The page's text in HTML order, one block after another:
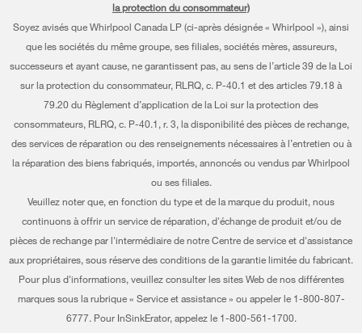
Renseignements relatifs à la garantie
Programmes de service prolongé
Mes électroménagers
Suivre ma commande
Services de livraison et d'installation
Services d'abonnement
Résidents du Québec
Filtres à eau
Trouver un marchand
À propos de nous
Carrières
Certification Éco et homologation ENERGY STAR® Whirlpool
Informations relatives aux rappels
Entreprise Whirlpool
Whirlpool au Canada
la protection du consommateur)
Soyez avisés que Whirlpool Canada LP (ci-après désignée « Whirlpool »), ainsi
que les sociétés du même groupe, ses filiales, sociétés mères, assureurs,
successeurs et ayant cause, ne garantissent pas, au sens de l’article 39 de la Loi
sur la protection du consommateur, RLRQ, c. P-40.1 et des articles 79.18 à
79.20 du Règlement d’application de la Loi sur la protection des
consommateurs, RLRQ, c. P-40.1, r. 3, la disponibilité des pièces de rechange,
des services de réparation ou des renseignements nécessaires à l’entretien ou à
la réparation des biens fabriqués, importés, annoncés ou vendus par Whirlpool
ou ses filiales.
Veuillez noter que, en fonction du type et de la marque du produit, nous
continuons à offrir un service de réparation, d'échange de produit et/ou de
pièces de rechange par l'intermédiaire de notre Centre de service et d'assistance
aux propriétaires, sous réserve des conditions de la garantie limitée du fabricant.
Pour plus d'informations, veuillez consulter les sites Web de nos différentes
marques sous la rubrique « Service et assistance » ou appeler le 1-800-807-
6777. Pour InSinkErator, appelez le 1-800-561-1700.